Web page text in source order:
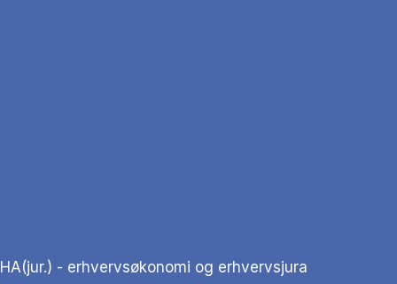
HA(jur.) - erhvervsøkonomi og erhvervsjura